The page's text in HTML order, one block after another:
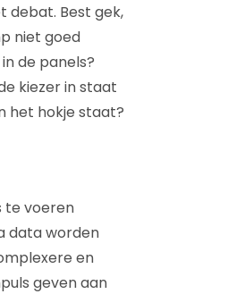
debat. Best gek,
niet goed
de panels?
kiezer in staat
het hokje staat?
te voeren
data worden
en
geven aan